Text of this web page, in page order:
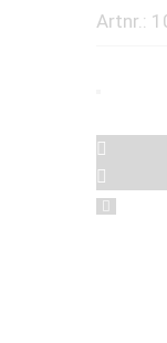
Artnr.: